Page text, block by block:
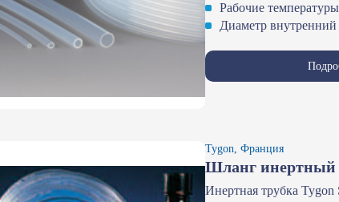
Рабочие
Диаметр
Tygon, Франция
Шланг инертный
Инертная трубка